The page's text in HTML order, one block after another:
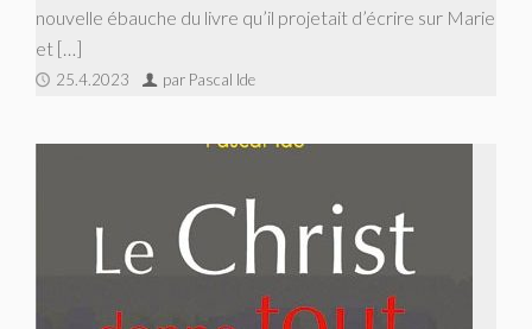
nouvelle ébauche du livre qu’il projetait d’écrire sur Marie
et […]
25.4.2023 par Pascal Ide